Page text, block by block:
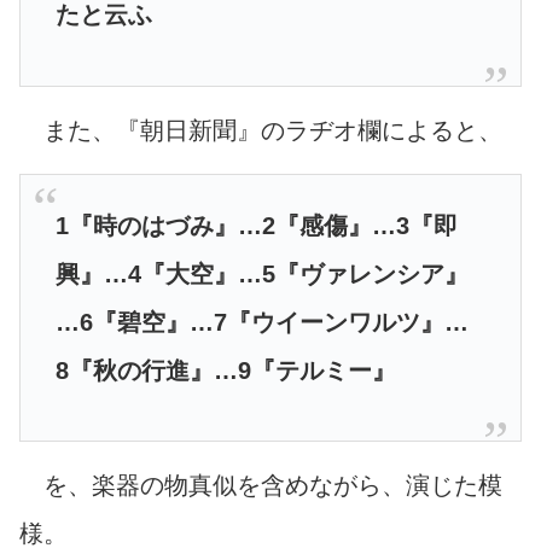
たと云ふ
また、『朝日新聞』のラヂオ欄によると、
1『時のはづみ』…2『感傷』…3『即
興』…4『大空』…5『ヴァレンシア』
…6『碧空』…7『ウイーンワルツ』…
8『秋の行進』…9『テルミー』
を、楽器の物真似を含めながら、演じた模
様。